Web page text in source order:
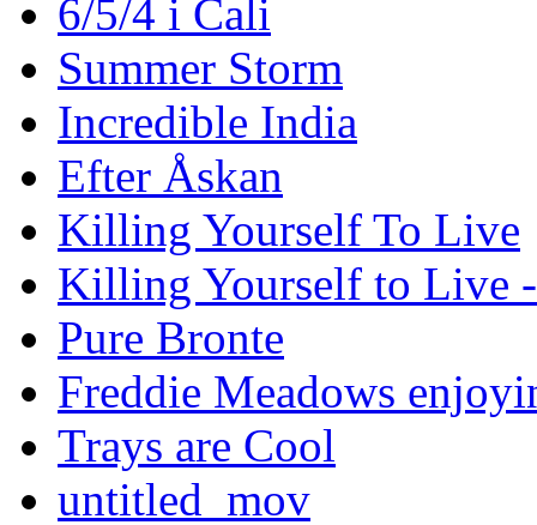
6/5/4 i Cali
Summer Storm
Incredible India
Efter Åskan
Killing Yourself To Live
Killing Yourself to Live -
Pure Bronte
Freddie Meadows
Trays are Cool
untitled_mov